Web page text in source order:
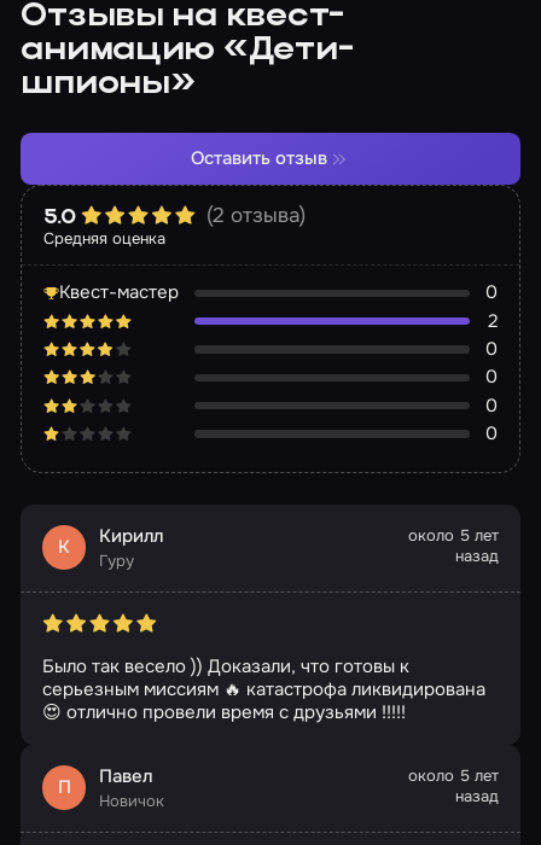
Отзывы на квест-
анимацию «Дети-
шпионы»
Средняя оценка
5.0 (2 отзыва)
Квест-мастер
0
2
0
0
0
0
Оставить отзыв
К Кирилл
Гуру
около 5 лет
назад
Было так весело )) Доказали, что готовы к
серьезным миссиям 🔥 катастрофа ликвидирована
😍 отлично провели время с друзьями !!!!!
П Павел
Новичок
около 5 лет
назад